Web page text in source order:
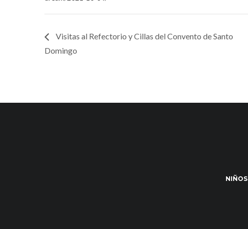
Visitas al Refectorio y Cillas del Convento de Santo
Domingo
NIÑOS